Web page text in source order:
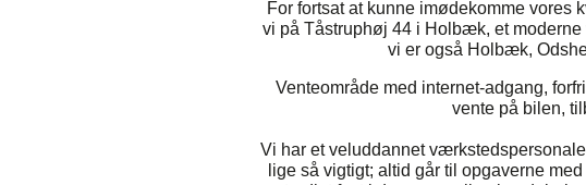
For fortsat at kunne imødekomme vores
vi på Tåstruphøj 44 i Holbæk, et
vi er også Holbæk,
Venteområde med internet-adgang,
vente på bilen,
Vi har et veluddannet
lige så vigtigt; altid går til opgaverne